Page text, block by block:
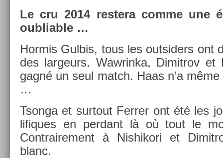
Le cru 2014 re­stera comme une
oub­li­able …
Hor­mis Gul­bis, tous les out­sid­ers ont
des lar­geurs. Waw­rinka, Di­mit­rov et
gagné un seul match. Haas n’a
…
Tson­ga et sur­tout Ferr­er ont été les
lifiques en per­dant là où tout le
Contra­ire­ment à Nis­hikori et
blanc.